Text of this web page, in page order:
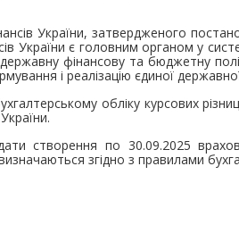
України, затвердженого
України є головним органом у
фінансову та бюджетну
і реалізацію єдиної
обліку курсових
створення по 30.09.2025
згідно з правилами